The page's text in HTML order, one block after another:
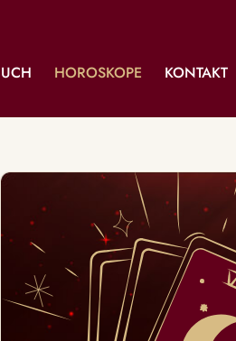
HOROSKOPE KONTAKT